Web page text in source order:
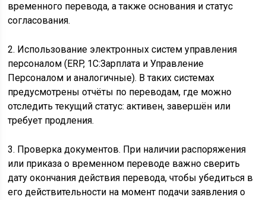
временного перевода, а также основания и статус
согласования.
2. Использование электронных систем управления
персоналом (ERP, 1С:Зарплата и Управление
Персоналом и аналогичные). В таких системах
предусмотрены отчёты по переводам, где можно
отследить текущий статус: активен, завершён или
требует продления.
3. Проверка документов. При наличии распоряжения
или приказа о временном переводе важно сверить
дату окончания действия перевода, чтобы убедиться в
его действительности на момент подачи заявления о